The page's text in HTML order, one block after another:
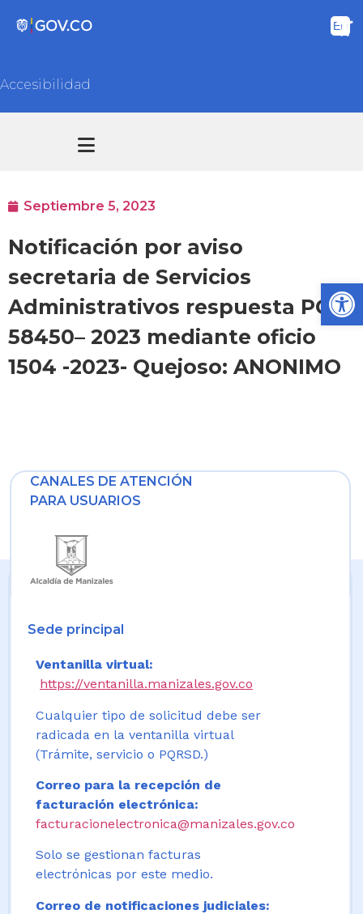
Accesibilidad
Septiembre 5, 2023
Notificación por aviso
secretaria de Servicios
Administrativos respuesta PQR
58450– 2023 mediante oficio
1504 -2023- Quejoso: ANONIMO
CANALES DE ATENCIÓN
PARA USUARIOS
Sede principal
Ventanilla virtual:
https://ventanilla.manizales.gov.co
Cualquier tipo de solicitud debe ser
radicada en la ventanilla virtual
(Trámite, servicio o PQRSD.)
Correo para la recepción de
facturación electrónica:
facturacionelectronica@manizales.gov.co
Solo se gestionan facturas
electrónicas por este medio.
Correo de notificaciones judiciales: